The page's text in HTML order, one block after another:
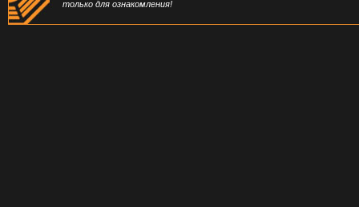
только для ознакомления!